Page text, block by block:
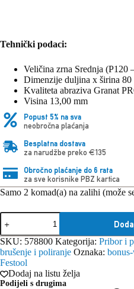
Tehnički podaci:
Veličina zrna Srednja (P120
Dimenzije duljina x širina 80
Kvaliteta abraziva Granat
Visina 13,00 mm
Popust 5% na sva
neobročna plaćanja
Besplatna dostava
za narudžbe preko €135
Obročno plaćanje do 6 rata
za sve korisnike PBZ kartica
Samo 2 komad(a) na zalihi (može
Festool
80x133
M
GR
PRO/10
količina
SKU: 578800 Kategorija: Pribor i
brušenje i poliranje Oznaka:
Festool
Dodaj na listu želja
Podijeli s drugima